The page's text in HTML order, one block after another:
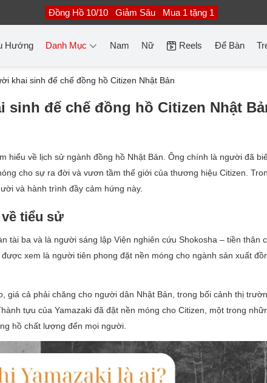
Đồng Hồ 10/10 Giảm Sâu Mua 1 tặng 1
Hướng Danh Mục Nam Nữ Reels Để Bàn
khai sinh đế chế đồng hồ Citizen Nhật Bản
sinh đế chế đồng hồ Citizen Nhật
hiểu về lịch sử ngành đồng hồ Nhật Bản. Ông chính là người đã
cho sự ra đời và vươn tầm thế giới của thương hiệu Citizen.
và hành trình đầy cảm hứng này.
về tiểu sử
tài ba và là người sáng lập Viện nghiên cứu Shokosha – tiền thân
xem là người tiên phong đặt nền móng cho ngành sản xuất
cả phải chăng cho người dân Nhật Bản, trong bối cảnh thị
tựu của Yamazaki đã đặt nền móng cho Citizen, một trong
hồ chất lượng đến mọi người.